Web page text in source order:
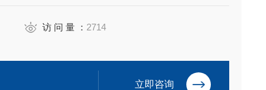
访 问 量 ： 2714
立即咨询